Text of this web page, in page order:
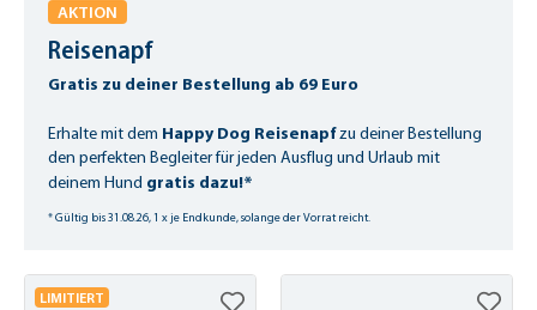
AKTION
Reisenapf
Gratis zu deiner Bestellung ab 69 Euro
Erhalte mit dem Happy Dog Reisenapfzu deiner Bestellung
den perfekten Begleiter für jeden Ausflug und Urlaub mit
deinem Hund gratis dazu!*
* Gültig bis 31.08.26, 1 x je Endkunde, solange der Vorrat reicht.
LIMITIERT